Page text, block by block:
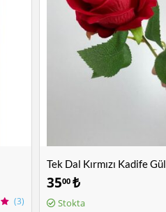
(3)
Tek Dal Kırmızı Kadife Gül
3500 ₺
Stokta